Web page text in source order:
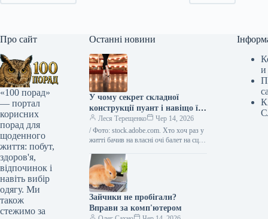
Про сайт
«100 порад»
— портал
корисних
порад для
щоденного
життя: побут,
здоров'я,
відпочинок і
навіть вибір
одягу. Ми
також
стежимо за
Останні новини
У чому секрет складної
конструкції пуант і навіщо їх
створення використовують
срібло
Леся Терещенко
Чер 14, 2026
/ Фото: stock.adobe.com. Хто хоч раз у
житті бачив на власні очі балет на сцені
це…
Зайчики не пробігали?
Вправи за комп'ютером
и